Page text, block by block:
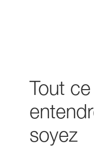
Tout
soyez